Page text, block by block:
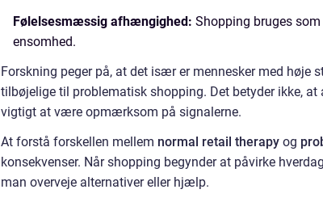
Følelsesmæssig afhængighed: Shopping bruges
ensomhed.
Forskning peger på, at det især er mennesker med høje
tilbøjelige til problematisk shopping. Det betyder ikke,
vigtigt at være opmærksom på signalerne.
At forstå forskellen mellem normal retail therapy og
konsekvenser. Når shopping begynder at påvirke
man overveje alternativer eller hjælp.